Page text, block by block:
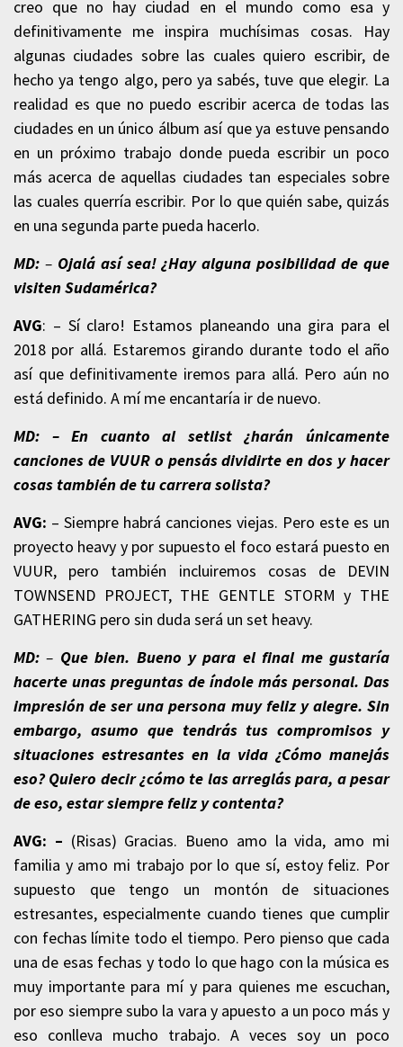
creo que no hay ciudad en el mundo como esa y
definitivamente me inspira muchísimas cosas. Hay
algunas ciudades sobre las cuales quiero escribir, de
hecho ya tengo algo, pero ya sabés, tuve que elegir. La
realidad es que no puedo escribir acerca de todas las
ciudades en un único álbum así que ya estuve pensando
en un próximo trabajo donde pueda escribir un poco
más acerca de aquellas ciudades tan especiales sobre
las cuales querría escribir. Por lo que quién sabe, quizás
en una segunda parte pueda hacerlo.
MD: – Ojalá así sea! ¿Hay alguna posibilidad de que
visiten Sudamérica?
AVG: – Sí claro! Estamos planeando una gira para el
2018 por allá. Estaremos girando durante todo el año
así que definitivamente iremos para allá. Pero aún no
está definido. A mí me encantaría ir de nuevo.
MD: – En cuanto al setlist ¿harán únicamente
canciones de VUUR o pensás dividirte en dos y hacer
cosas también de tu carrera solista?
AVG: – Siempre habrá canciones viejas. Pero este es un
proyecto heavy y por supuesto el foco estará puesto en
VUUR, pero también incluiremos cosas de DEVIN
TOWNSEND PROJECT, THE GENTLE STORM y THE
GATHERING pero sin duda será un set heavy.
MD: – Que bien. Bueno y para el final me gustaría
hacerte unas preguntas de índole más personal. Das
impresión de ser una persona muy feliz y alegre. Sin
embargo, asumo que tendrás tus compromisos y
situaciones estresantes en la vida ¿Cómo manejás
eso? Quiero decir ¿cómo te las arreglás para, a pesar
de eso, estar siempre feliz y contenta?
AVG: – (Risas) Gracias. Bueno amo la vida, amo mi
familia y amo mi trabajo por lo que sí, estoy feliz. Por
supuesto que tengo un montón de situaciones
estresantes, especialmente cuando tienes que cumplir
con fechas límite todo el tiempo. Pero pienso que cada
una de esas fechas y todo lo que hago con la música es
muy importante para mí y para quienes me escuchan,
por eso siempre subo la vara y apuesto a un poco más y
eso conlleva mucho trabajo. A veces soy un poco